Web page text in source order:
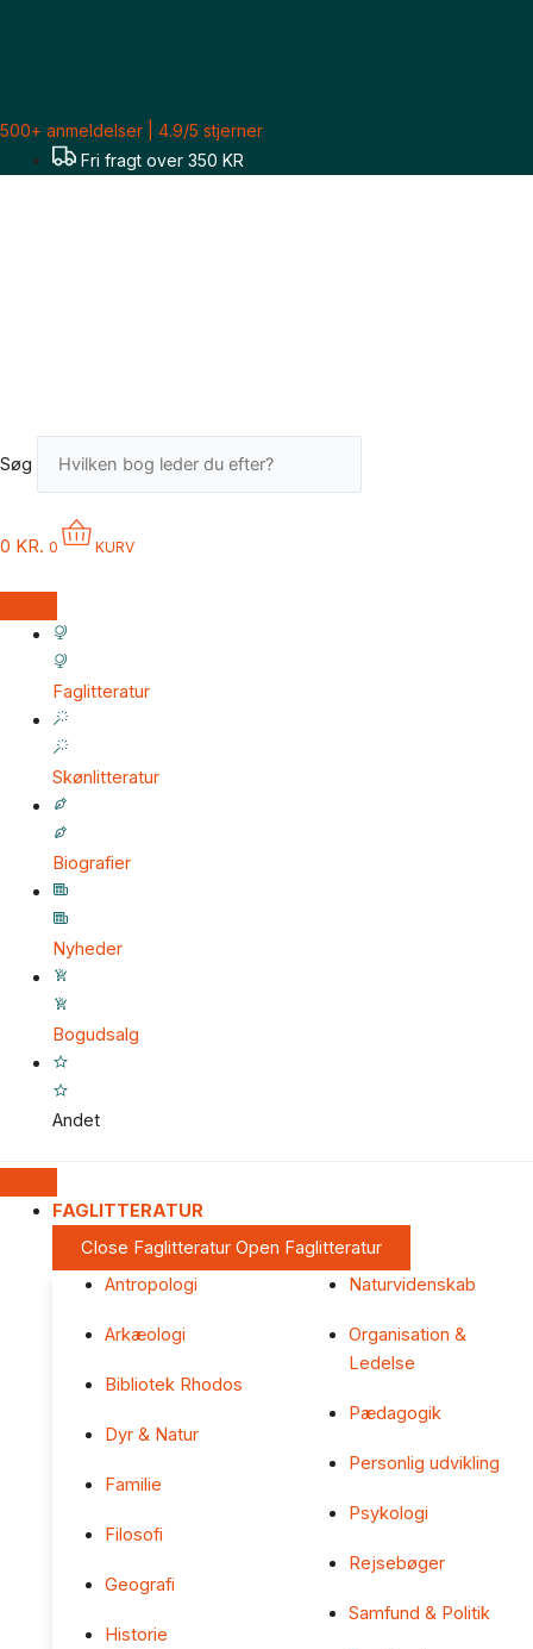
500+ anmeldelser | 4.9/5 stjerner
Fri fragt over 350 KR
Søg
0 KR. 0 KURV
Faglitteratur
Skønlitteratur
Biografier
Nyheder
Bogudsalg
Andet
FAGLITTERATUR
Close Faglitteratur Open Faglitteratur
Antropologi
Arkæologi
Bibliotek Rhodos
Dyr & Natur
Familie
Filosofi
Geografi
Historie
Naturvidenskab
Organisation &
Ledelse
Pædagogik
Personlig udvikling
Psykologi
Rejsebøger
Samfund & Politik